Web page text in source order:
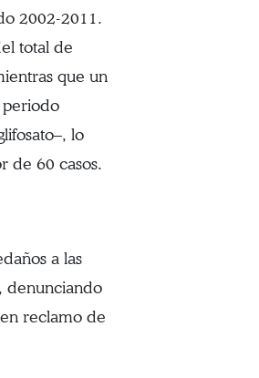
2002-2011.
total de
que un
periodo
lo
de 60 casos.
a las
denunciando
reclamo de